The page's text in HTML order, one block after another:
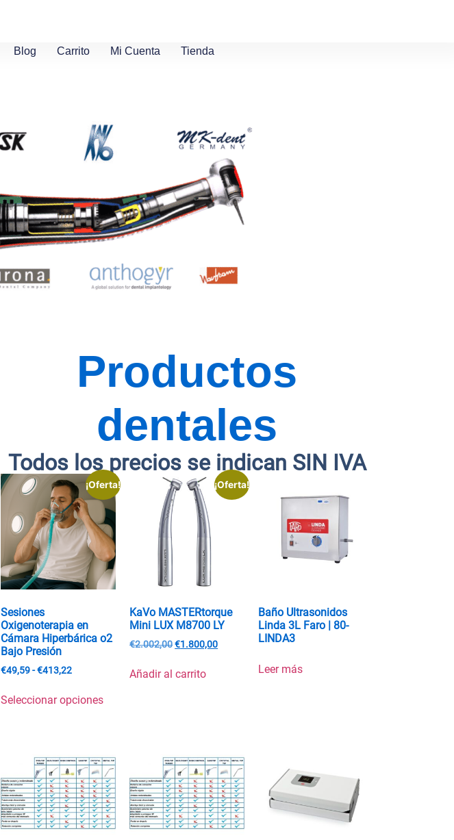
Blog Carrito Mi Cuenta Tienda
Productos
dentales
Todos los precios se indican SIN IVA
¡Oferta!
Sesiones
Oxigenoterapia en
Cámara Hiperbárica o2
Bajo Presión
€49,59-€413,22
Seleccionar opciones
¡Oferta!
KaVo MASTERtorque
Mini LUX M8700 LY
€2.002,00€1.800,00
Añadir al carrito
Baño Ultrasonidos
Linda 3L Faro | 80-
LINDA3
Leer más